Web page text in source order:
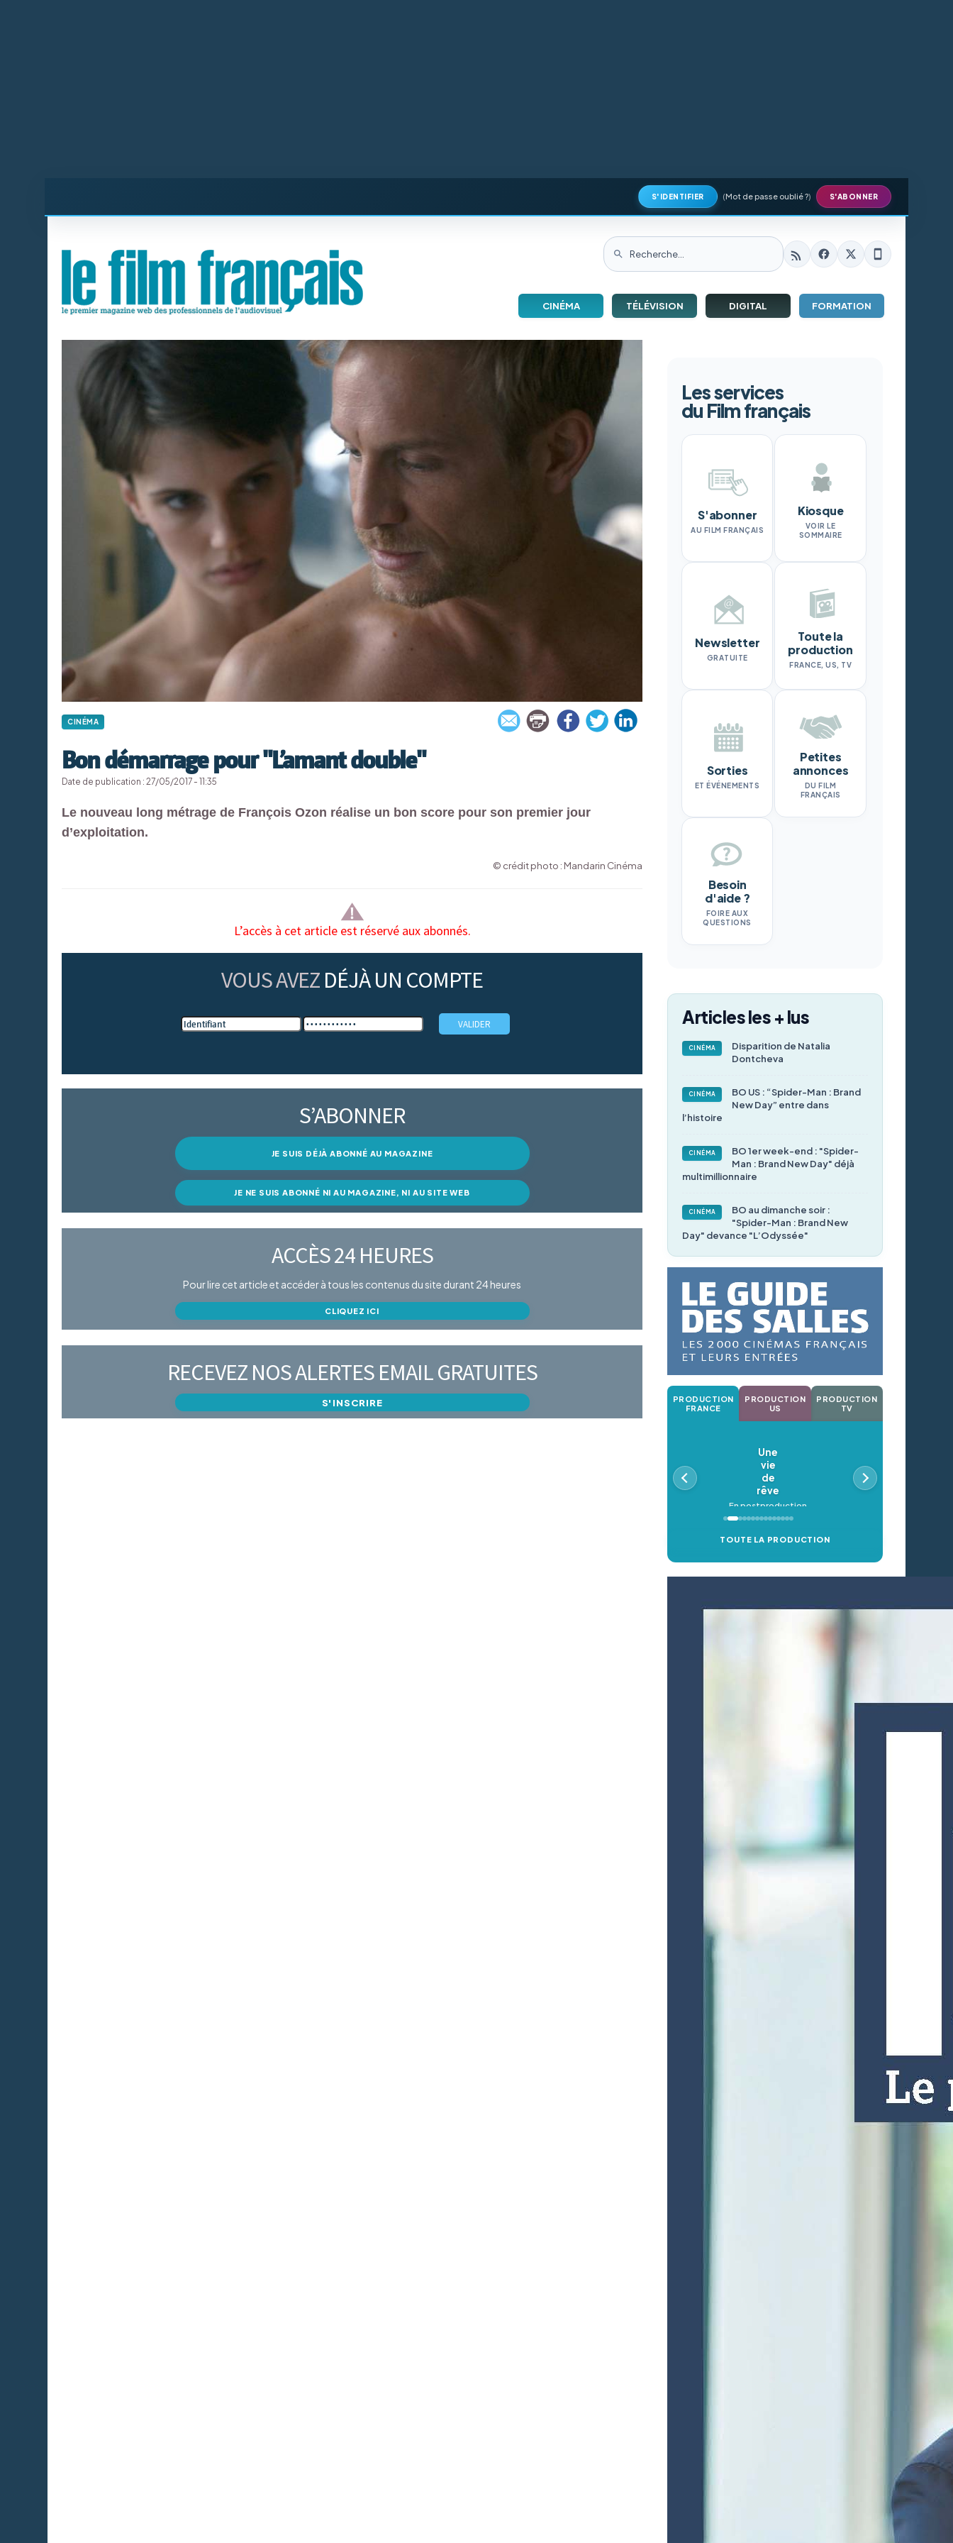
S'IDENTIFIER (Mot de passe oublié ?) S'ABONNER
CINÉMA TÉLÉVISION DIGITAL FORMATION
CINÉMA
Bon démarrage pour "L’amant double"
Date de publication : 27/05/2017 - 11:35
Le nouveau long métrage de François Ozon réalise un bon score pour son premier jour
d’exploitation.
© crédit photo : Mandarin Cinéma
L’accès à cet article est réservé aux abonnés.
VOUS AVEZ DÉJÀ UN COMPTE
S’ABONNER
JE SUIS DÉJÀ ABONNÉ AU MAGAZINE
JE NE SUIS ABONNÉ NI AU MAGAZINE, NI AU SITE WEB
ACCÈS 24 HEURES
Pour lire cet article et accéder à tous les contenus du site durant 24 heures
CLIQUEZ ICI
RECEVEZ NOS ALERTES EMAIL GRATUITES
S'INSCRIRE
Les services
du Film français
S'abonner
AU FILM FRANÇAIS
Kiosque
VOIR LE
SOMMAIRE
Newsletter
GRATUITE
Toute la
production
FRANCE, US, TV
Sorties
ET ÉVÉNEMENTS
Petites
annonces
DU FILM
FRANÇAIS
Besoin
d'aide ?
FOIRE AUX
QUESTIONS
Articles les + lus
CINÉMA
Disparition de Natalia
Dontcheva
CINÉMA
BO US : “Spider-Man : Brand
New Day” entre dans
l’histoire
CINÉMA
BO 1er week-end : "Spider-
Man : Brand New Day" déjà
multimillionnaire
CINÉMA
BO au dimanche soir :
"Spider-Man : Brand New
Day" devance "L’Odyssée"
PRODUCTION
FRANCE
PRODUCTION
US
PRODUCTION
TV
Une
vie
de
rêve
En postproduction
TOUTE LA PRODUCTION